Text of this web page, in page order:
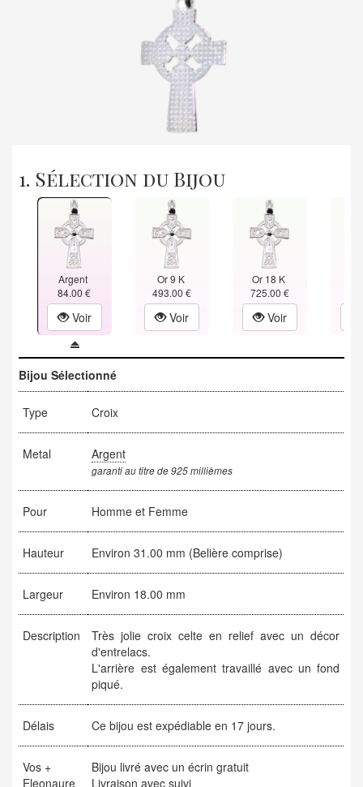
1. Sélection du Bijou
Argent
84.00 €
Voir
Or 9 K
493.00 €
Voir
Or 18 K
725.00 €
Voir
Bijou Sélectionné
Type Croix
Metal Argent
garanti au titre de 925 millièmes
Pour Homme et Femme
Hauteur Environ 31.00 mm (Belière comprise)
Largeur Environ 18.00 mm
Description
Très jolie croix celte en relief avec un décor
d'entrelacs.
L'arrière est également travaillé avec un fond
piqué.
Délais Ce bijou est expédiable en 17 jours.
Vos +
Eleonaure
Bijou livré avec un écrin gratuit
Livraison avec suivi